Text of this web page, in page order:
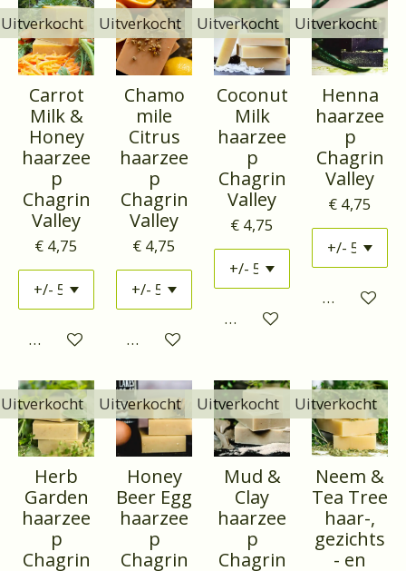
Uitverkocht
Carrot
Milk &
Honey
haarzee
p
Chagrin
Valley
€ 4,75
Houd mij op de hoogte
Uitverkocht
Chamo
mile
Citrus
haarzee
p
Chagrin
Valley
€ 4,75
Houd mij op de hoogte
Uitverkocht
Coconut
Milk
haarzee
p
Chagrin
Valley
€ 4,75
Houd mij op de hoogte
Uitverkocht
Henna
haarzee
p
Chagrin
Valley
€ 4,75
Houd mij
Uitverkocht
Herb
Garden
haarzee
p
Chagrin
Uitverkocht
Honey
Beer Egg
haarzee
p
Chagrin
Uitverkocht
Mud &
Clay
haarzee
p
Chagrin
Uitverkocht
Neem &
Tea Tree
haar-,
gezichts
- en